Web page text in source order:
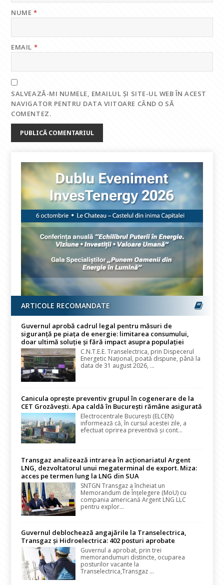
NUME*
EMAIL *
SALVEAZĂ-MI NUMELE, EMAILUL ȘI SITE-UL WEB ÎN ACEST
NAVIGATOR PENTRU DATA VIITOARE CÂND O SĂ
COMENTEZ.
ARTICOLE RECOMANDATE
Guvernul aprobă cadrul legal pentru măsuri de
siguranță pe piața de energie: limitarea consumului,
doar ultimă soluție și fără impact asupra populației
C.N.T.E.E. Transelectrica, prin Dispecerul
Energetic Național, poată dispune, până la
data de 31 august 2026, ...
Canicula oprește preventiv grupul în cogenerare de la
CET Grozăvești. Apa caldă în București rămâne asigurată
Electrocentrale București (ELCEN)
informează că, în cursul acestei zile, a
efectuat oprirea preventivă și cont...
Transgaz analizează intrarea în acționariatul Argent
LNG, dezvoltatorul unui megaterminal de export. Miza:
acces pe termen lung la LNG din SUA
SNTGN Transgaz a încheiat un
Memorandum de Înțelegere (MoU) cu
compania americană Argent LNG LLC
pentru explor...
Guvernul deblochează angajările la Transelectrica,
Transgaz și Hidroelectrica: 402 posturi aprobate
Guvernul a aprobat, prin trei
memorandumuri distincte, ocuparea
posturilor vacante la
Transelectrica,Transgaz ...